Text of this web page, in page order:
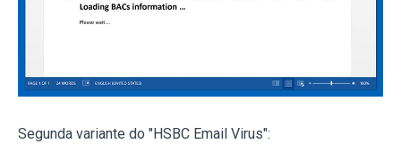
Segunda variante do "HSBC Email Virus":